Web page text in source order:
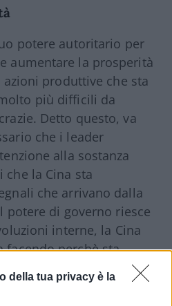
della tua privacy è la
potere autoritario per
aumentare la prosperità
produttive che sta
più difficili da
Detto questo, va
che i leader
alla sostanza
che la Cina sta
che arrivano dalla
potere di governo riesce
interne, la Cina
facendo perchè sta
la sua economia,
grande economia del